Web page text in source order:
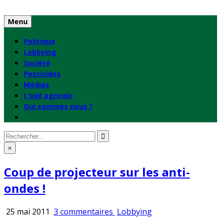
to
content
Menu
Politique
Lobbying
Société
Pesticides
Médias
L’oeil agricole
Qui sommes nous ?
Rechercher
: ×
Coup de projecteur sur les anti-
ondes !
25 mai 2011 3 commentaires sur
Publié
Lobbying